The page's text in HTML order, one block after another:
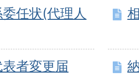
任状(代理人
者変更届